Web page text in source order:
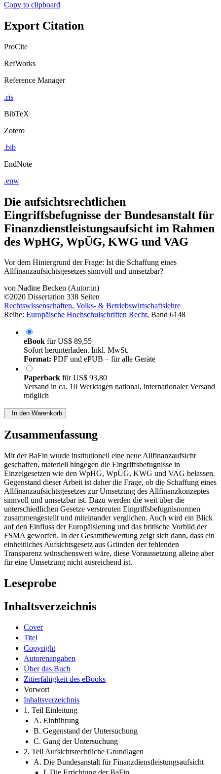
Zitatvorschau in
Copy to clipboard
Export Citation
ProCite
RefWorks
Reference Manager
.ris
BibTeX
Zotero
.bib
EndNote
.enw
Die aufsichtsrechtlichen
Eingriffsbefugnisse der Bundesanstalt für
Finanzdienstleistungsaufsicht im Rahmen
des WpHG, WpÜG, KWG und VAG
Allfinanzaufsichtsgesetzes sinnvoll und umsetzbar?
vonNadine Becken (Autor:in)
©2020 Dissertation 338 Seiten
Reihe: Europäische Hochschulschriften Recht
eBookfürUS$ 89,55
Sofort herunterladen. Inkl. MwSt.
Format:PDF und ePUB – für alle Geräte
Paperback
möglich
In den Warenkorb
Zusammenfassung
Mit der BaFin wurde institutionell eine neue Allfinanzaufsicht
geschaffen, materiell hingegen die Eingriffsbefugnisse in
Einzelgesetzen wie den WpHG, WpÜG, KWG und VAG belassen.
Gegenstand dieser Arbeit ist daher die Frage, ob die Schaffung eines
Allfinanzaufsichtsgesetzes zur Umsetzung des Allfinanzkonzeptes
sinnvoll und umsetzbar ist. Dazu werden die weit über die
unterschiedlichen Gesetze verstreuten Eingriffsbefugnisnormen
zusammengestellt und miteinander verglichen. Auch wird ein Blick
auf den Einfluss der Europäisierung und das britische Vorbild der
FSMA geworfen. In der Gesamtbewertung zeigt sich dann, dass ein
einheitliches Aufsichtsgesetz aus Gründen der fehlenden
für eine Umsetzung nicht ausreichend ist.
Leseprobe
Inhaltsverzeichnis
Cover
Titel
Copyright
Autorenangaben
Über das Buch
Zitierfähigkeit des eBooks
Vorwort
Inhaltsverzeichnis
1. Teil Einleitung
A. Einführung
B. Gegenstand der Untersuchung
C. Gang der Untersuchung
2. Teil Aufsichtsrechtliche Grundlagen